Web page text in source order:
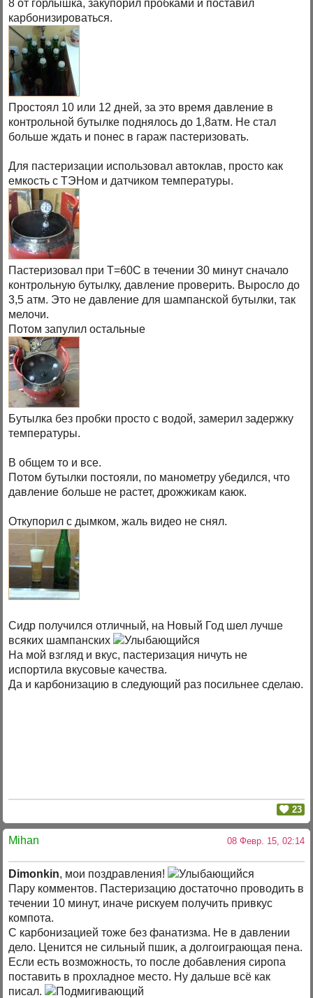
8 от горлышка, закупорил пробками и поставил
карбонизироваться.
Простоял 10 или 12 дней, за это время давление в
контрольной бутылке поднялось до 1,8атм. Не стал
больше ждать и понес в гараж пастеризовать.
Для пастеризации использовал автоклав, просто как
емкость с ТЭНом и датчиком температуры.
Пастеризовал при Т=60С в течении 30 минут сначало
контрольную бутылку, давление проверить. Выросло до
3,5 атм. Это не давление для шампанской бутылки, так
мелочи.
Потом запулил остальные
Бутылка без пробки просто с водой, замерил задержку
температуры.
В общем то и все.
Потом бутылки постояли, по манометру убедился, что
давление больше не растет, дрожжикам каюк.
Откупорил с дымком, жаль видео не снял.
Сидр получился отличный, на Новый Год шел лучше
всяких шампанских
На мой взгляд и вкус, пастеризация ничуть не
испортила вкусовые качества.
Да и карбонизацию в следующий раз посильнее сделаю.
23
Mihan 08 Февр. 15, 02:14
Dimonkin, мои поздравления!
Пару комментов. Пастеризацию достаточно проводить в
течении 10 минут, иначе рискуем получить привкус
компота.
С карбонизацией тоже без фанатизма. Не в давлении
дело. Ценится не сильный пшик, а долгоиграющая пена.
Если есть возможность, то после добавления сиропа
поставить в прохладное место. Ну дальше всё как
писал.